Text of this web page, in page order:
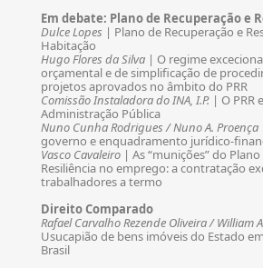
Em debate: Plano de Recuperação e
Dulce Lopes | Plano de Recuperação e
Habitação
Hugo Flores da Silva | O regime
orçamental e de simplificação de
projetos aprovados no âmbito do PRR
Comissão Instaladora do INA, I.P. | O PRR
Administração Pública
Nuno Cunha Rodrigues / Nuno A. Proença
governo e enquadramento jurídico-
Vasco Cavaleiro | As “munições” do
Resiliência no emprego: a contratação
trabalhadores a termo
Direito Comparado
Rafael Carvalho Rezende Oliveira / William
Usucapião de bens imóveis do Estado
Brasil